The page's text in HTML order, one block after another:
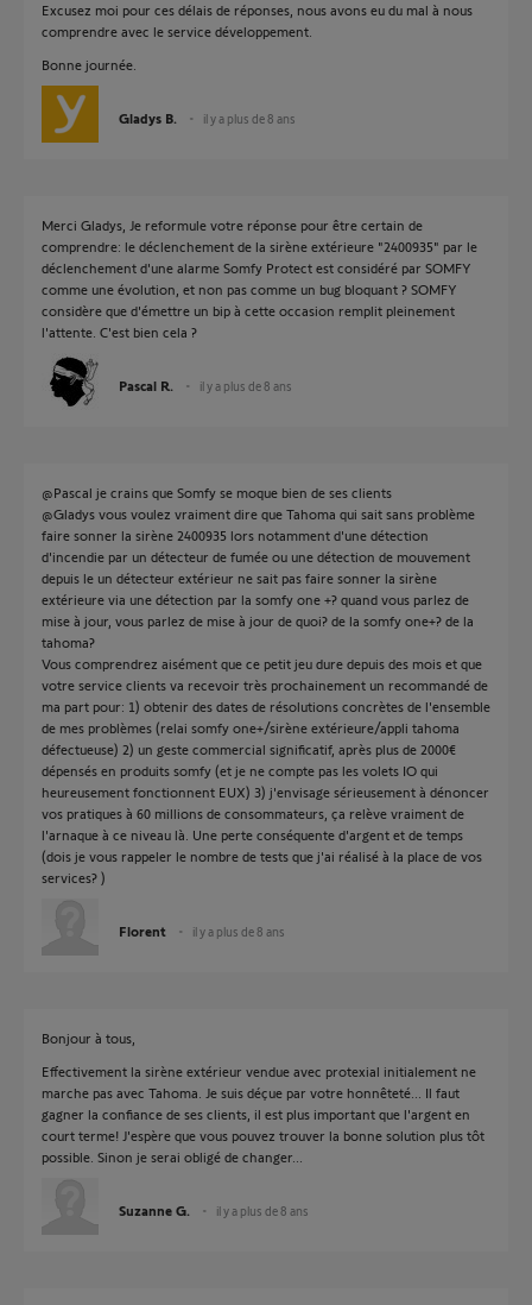
Excusez moi pour ces délais de réponses, nous avons eu du mal à nous
comprendre avec le service développement.
Bonne journée.
Gladys B. il y a plus de 8 ans
Merci Gladys, Je reformule votre réponse pour être certain de
comprendre: le déclenchement de la sirène extérieure "2400935" par le
déclenchement d'une alarme Somfy Protect est considéré par SOMFY
comme une évolution, et non pas comme un bug bloquant ? SOMFY
considère que d'émettre un bip à cette occasion remplit pleinement
l'attente. C'est bien cela ?
Pascal R. il y a plus de 8 ans
@Pascal je crains que Somfy se moque bien de ses clients
@Gladys vous voulez vraiment dire que Tahoma qui sait sans problème
faire sonner la sirène 2400935 lors notamment d'une détection
d'incendie par un détecteur de fumée ou une détection de mouvement
depuis le un détecteur extérieur ne sait pas faire sonner la sirène
extérieure via une détection par la somfy one +? quand vous parlez de
mise à jour, vous parlez de mise à jour de quoi? de la somfy one+? de la
tahoma?
Vous comprendrez aisément que ce petit jeu dure depuis des mois et que
votre service clients va recevoir très prochainement un recommandé de
ma part pour: 1) obtenir des dates de résolutions concrètes de l'ensemble
de mes problèmes (relai somfy one+/sirène extérieure/appli tahoma
défectueuse) 2) un geste commercial significatif, après plus de 2000€
dépensés en produits somfy (et je ne compte pas les volets IO qui
heureusement fonctionnent EUX) 3) j'envisage sérieusement à dénoncer
vos pratiques à 60 millions de consommateurs, ça relève vraiment de
l'arnaque à ce niveau là. Une perte conséquente d'argent et de temps
(dois je vous rappeler le nombre de tests que j'ai réalisé à la place de vos
services? )
Florent il y a plus de 8 ans
Bonjour à tous,
Effectivement la sirène extérieur vendue avec protexial initialement ne
marche pas avec Tahoma. Je suis déçue par votre honnêteté... Il faut
gagner la confiance de ses clients, il est plus important que l'argent en
court terme! J'espère que vous pouvez trouver la bonne solution plus tôt
possible. Sinon je serai obligé de changer...
Suzanne G. il y a plus de 8 ans